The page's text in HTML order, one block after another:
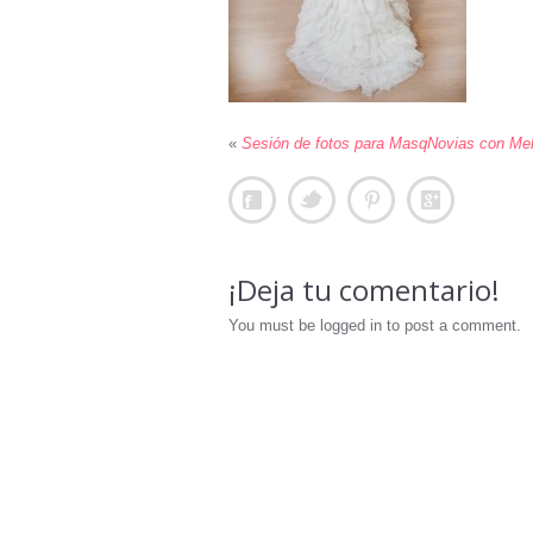
« Sesión de fotos para MasqNovias con
¡Deja tu comentario!
You must be logged in to post a comment.